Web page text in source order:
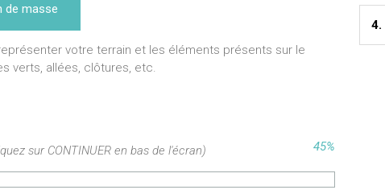
de masse
votre terrain et les éléments présents sur le
verts, allées, clôtures, etc.
sur CONTINUER en bas de l'écran) 45%
4.